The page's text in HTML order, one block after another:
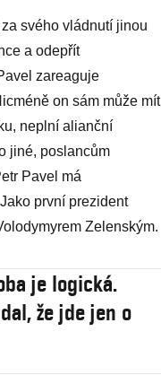
svého vládnutí jinou
a odepřít
zareaguje
on sám může mít
neplní alianční
jiné, poslancům
Pavel má
první prezident
Zelenským.
je logická.
že jde jen o